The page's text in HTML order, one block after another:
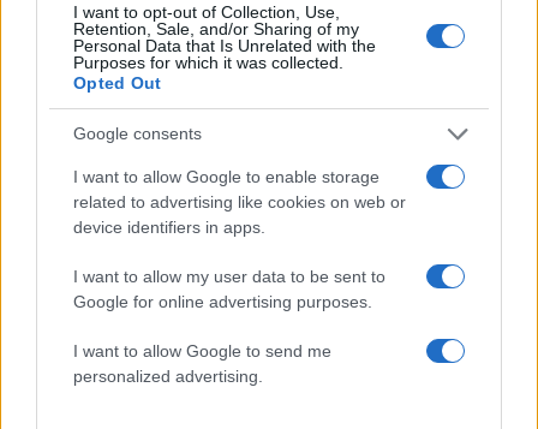
I want to opt-out of Collection, Use,
Retention, Sale, and/or Sharing of my
Personal Data that Is Unrelated with the
Purposes for which it was collected.
Opted Out
Google consents
I want to allow Google to enable storage
related to advertising like cookies on web or
device identifiers in apps.
I want to allow my user data to be sent to
Google for online advertising purposes.
I want to allow Google to send me
personalized advertising.